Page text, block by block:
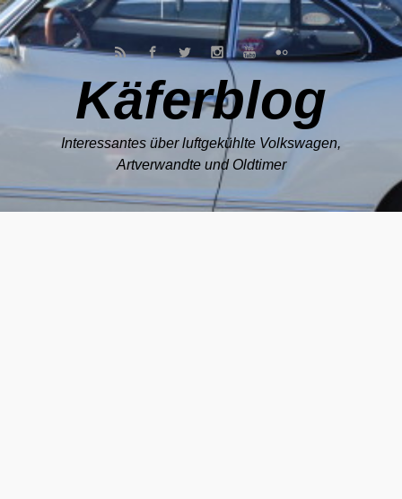
Zum Hauptinhalt springen
Käferblog
Interessantes über luftgekühlte Volkswagen,
Artverwandte und Oldtimer